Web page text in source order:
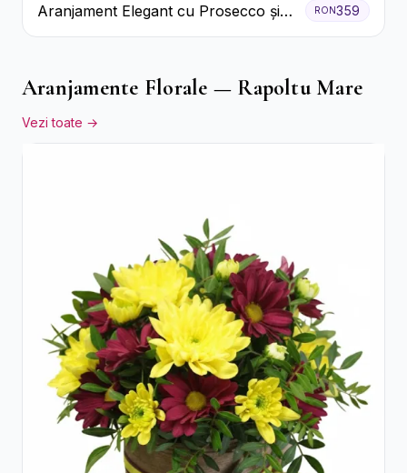
Aranjament Elegant cu Prosecco și
Flori Galbene.
RON359
Aranjamente Florale — Rapoltu Mare
Vezi toate →